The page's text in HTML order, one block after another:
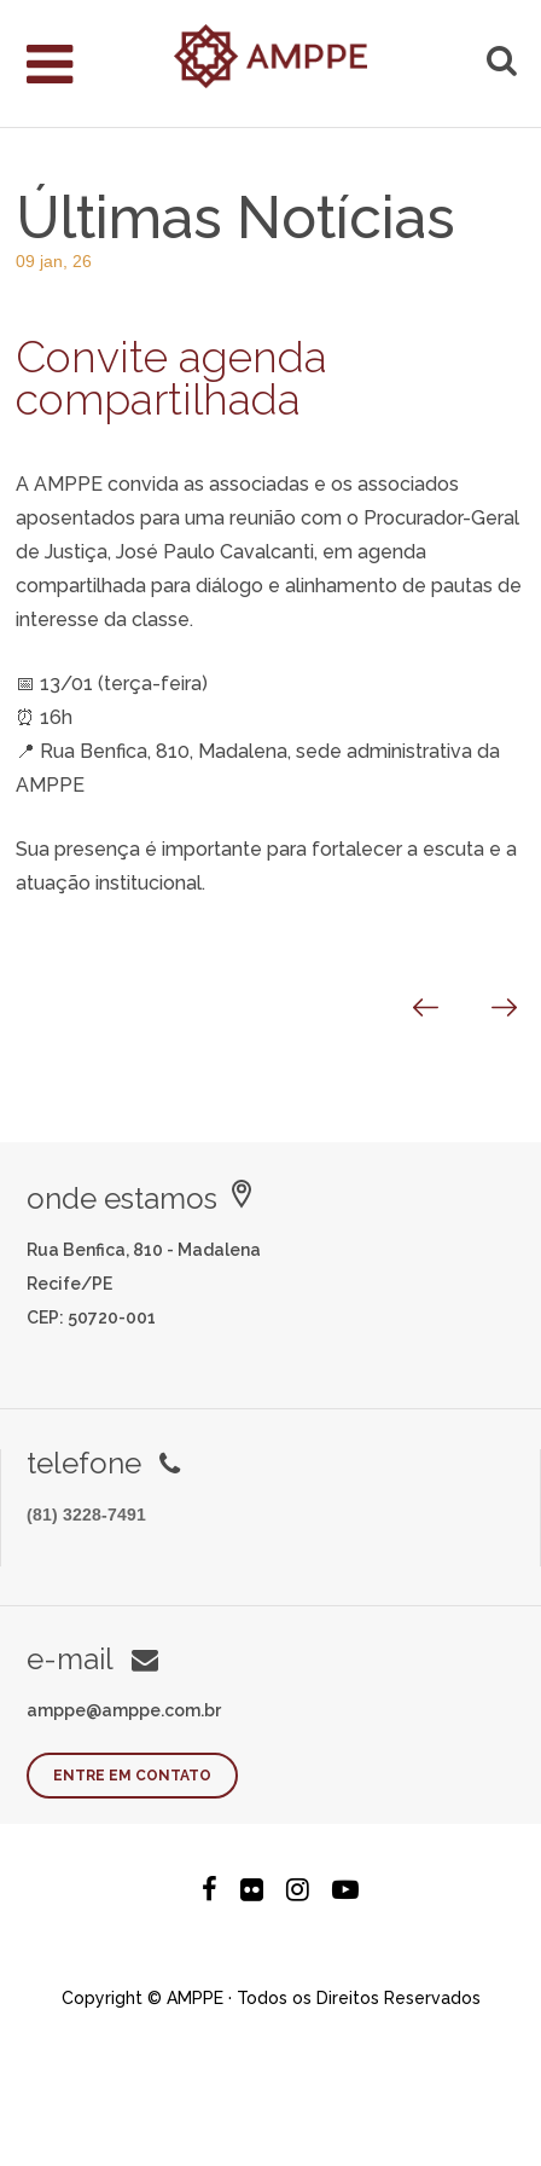
Últimas Notícias
09 jan, 26
Convite agenda
compartilhada
A AMPPE convida as associadas e os associados
aposentados para uma reunião com o Procurador-Geral
de Justiça, José Paulo Cavalcanti, em agenda
compartilhada para diálogo e alinhamento de pautas de
interesse da classe.
📅 13/01 (terça-feira)
⏰ 16h
📍 Rua Benfica, 810, Madalena, sede administrativa da
AMPPE
Sua presença é importante para fortalecer a escuta e a
atuação institucional.
onde estamos
Rua Benfica, 810 - Madalena
Recife/PE
CEP: 50720-001
telefone
(81) 3228-7491
e-mail
amppe@amppe.com.br
ENTRE EM CONTATO
Copyright © AMPPE · Todos os Direitos Reservados